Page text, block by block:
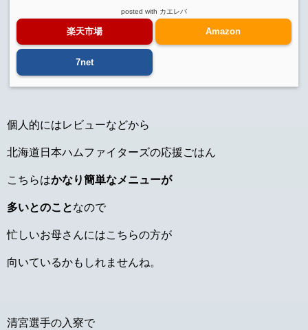
posted with カエレバ
楽天市場 Amazon
7net
個人的にはレビューなどから
北海道日本ハムファイターズの応援ごはん
こちらはかなり簡単なメニューが
多いとのことなので
忙しいお母さんにはこちらの方が
向いているかもしれませんね。
清宮選手の入寮で